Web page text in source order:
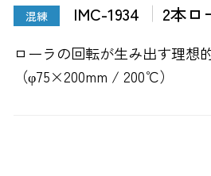
混練 IMC-1934 2本ロ
ローラの回転が生み出す理想
（φ75×200mm / 200℃）